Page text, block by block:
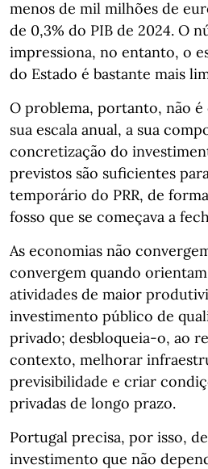
menos de mil milhões de
de 0,3% do PIB de 2024. O
impressiona, no entanto, o
do Estado é bastante mais
O problema, portanto, não é
sua escala anual, a sua
concretização do
previstos são suficientes
temporário do PRR, de
fosso que se começava a
As economias não
convergem quando
atividades de maior
investimento público de
privado; desbloqueia-o, ao
contexto, melhorar
previsibilidade e criar
privadas de longo prazo.
Portugal precisa, por isso,
investimento que não